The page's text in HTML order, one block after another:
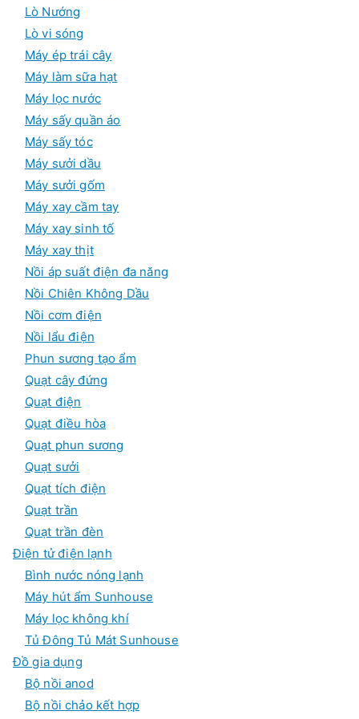
Lò Nướng
Lò vi sóng
Máy ép trái cây
Máy làm sữa hạt
Máy lọc nước
Máy sấy quần áo
Máy sấy tóc
Máy sưởi dầu
Máy sưởi gốm
Máy xay cầm tay
Máy xay sinh tố
Máy xay thịt
Nồi áp suất điện đa năng
Nồi Chiên Không Dầu
Nồi cơm điện
Nồi lẩu điện
Phun sương tạo ẩm
Quạt cây đứng
Quạt điện
Quạt điều hòa
Quạt phun sương
Quạt sưởi
Quạt tích điện
Quạt trần
Quạt trần đèn
Điện tử điện lạnh
Bình nước nóng lạnh
Máy hút ẩm Sunhouse
Máy lọc không khí
Tủ Đông Tủ Mát Sunhouse
Đồ gia dụng
Bộ nồi anod
Bộ nồi chảo kết hợp